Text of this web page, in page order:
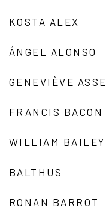
KOSTA ALEX
ÁNGEL ALONSO
GENEVIÈVE ASSE
FRANCIS BACON
WILLIAM BAILEY
BALTHUS
RONAN BARROT